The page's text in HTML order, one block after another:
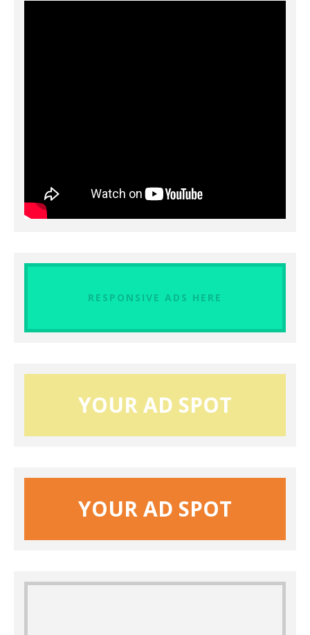
RESPONSIVE ADS HERE
YOUR AD SPOT
YOUR AD SPOT